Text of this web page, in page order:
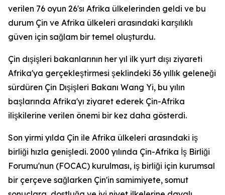
verilen 76 oyun 26'sı Afrika ülkelerinden geldi ve bu
durum Çin ve Afrika ülkeleri arasındaki karşılıklı
güven için sağlam bir temel oluşturdu.
Çin dışişleri bakanlarının her yıl ilk yurt dışı ziyareti
Afrika'ya gerçekleştirmesi şeklindeki 36 yıllık geleneği
sürdüren Çin Dışişleri Bakanı Wang Yi, bu yılın
başlarında Afrika'yı ziyaret ederek Çin-Afrika
ilişkilerine verilen önemi bir kez daha gösterdi.
Son yirmi yılda Çin ile Afrika ülkeleri arasındaki iş
birliği hızla genişledi. 2000 yılında Çin-Afrika İş Birliği
Forumu'nun (FOCAC) kurulması, iş birliği için kurumsal
bir çerçeve sağlarken Çin'in samimiyete, somut